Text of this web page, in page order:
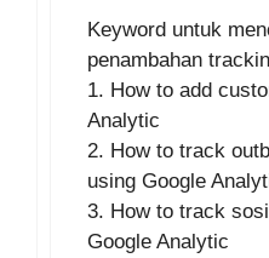
Keyword untuk
penambahan
1. How to add
Analytic
2. How to track
using Google
3. How to track
Google Analytic